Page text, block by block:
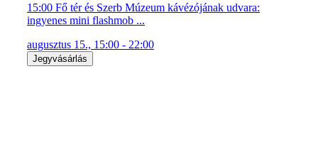
15:00 Fő tér és Szerb Múzeum kávézójának udvara:
ingyenes mini flashmob ...
augusztus 15., 15:00 - 22:00
Jegyvásárlás